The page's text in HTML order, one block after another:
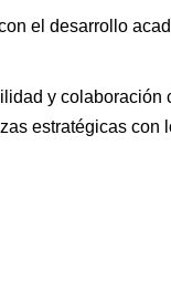
el desarrollo
y colaboración
estratégicas con